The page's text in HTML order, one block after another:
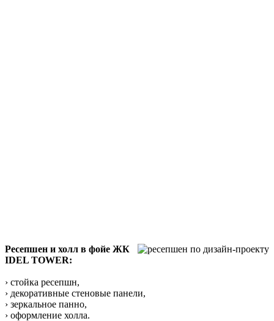
Ресепшен и холл в фойе ЖК
IDEL TOWER:
› стойка ресепшн,
› декоративные стеновые панели,
› зеркальное панно,
› оформление холла.